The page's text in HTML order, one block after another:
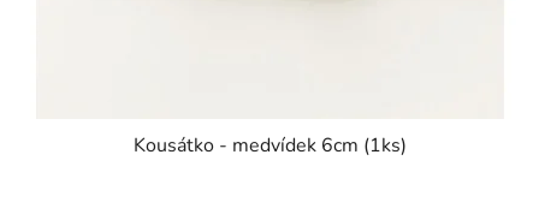
Kousátko - medvídek 6cm (1ks)